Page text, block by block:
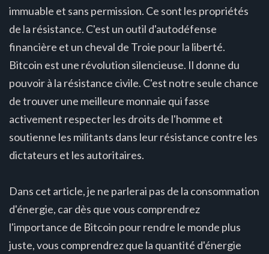
immuable et sans permission. Ce sont les propriétés
de la résistance. C'est un outil d'autodéfense
financière et un cheval de Troie pour la liberté.
Bitcoin est une révolution silencieuse. Il donne du
pouvoir à la résistance civile. C'est notre seule chance
de trouver une meilleure monnaie qui fasse
activement respecter les droits de l'homme et
soutienne les militants dans leur résistance contre les
dictateurs et les autoritaires.
Dans cet article, je ne parlerai pas de la consommation
d'énergie, car dès que vous comprendrez
l'importance de Bitcoin pour rendre le monde plus
juste, vous comprendrez que la quantité d'énergie